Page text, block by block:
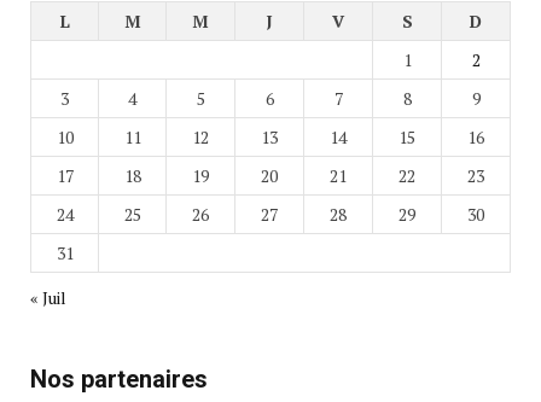
L
M M J V S
D
1
2
3
4 5 6 7 8
9
10
11 12 13 14 15
16
17
18 19 20 21 22
23
24
25 26 27 28 29
30
31
« Juil
Nos partenaires